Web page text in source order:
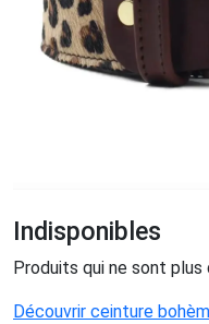
Indisponibles
Produits qui ne sont
Découvrir ceinture